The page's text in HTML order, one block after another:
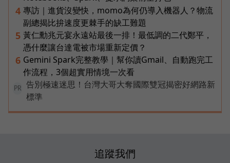
4 專訪｜進貨沒變快，momo為何仍導入機器人？物流
副總揭比拚速度更棘手的缺工難題
5 黃仁勳兆元宴永遠站最後一排！最低調的二代鄭平，
憑什麼讓台達電被市場重新定價？
6 Gemini Spark完整教學｜幫你讀Gmail、自動跑完工
作流程，3個超實用情境一次看
PR
告別極速迷思！台灣大哥大奪國際雙冠揭密好網路新
標準
追蹤我們